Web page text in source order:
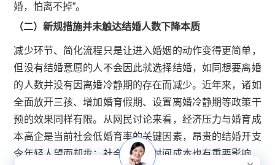
婚，怕离不掉”。
（二）新规措施并未触达结婚人数下降本质
减少环节、简化流程只是让进入婚姻的动作变得更简单，
但没有结婚意愿的人不会因此就选择结婚，如同想要离婚
的人数并没有因离婚冷静期的存在而减少。近年来，诸如
全面放开三孩、增加婚育假期、设置离婚冷静期等政策干
预的效果同样有限。从网民讨论来看，经济压力与婚育成
本高企是当前社会低婚育率的关键因素，昂贵的结婚开支
令年轻人望而却步；社会竞争与时间成本也有重要影响，